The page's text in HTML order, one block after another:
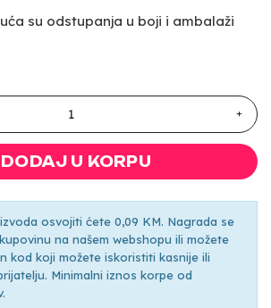
su odstupanja u boji i ambalaži
DODAJ U KORPU
osvojiti ćete 0,09 KM. Nagrada se
na našem webshopu ili možete
kod koji možete iskoristiti kasnije ili
Minimalni iznos korpe od